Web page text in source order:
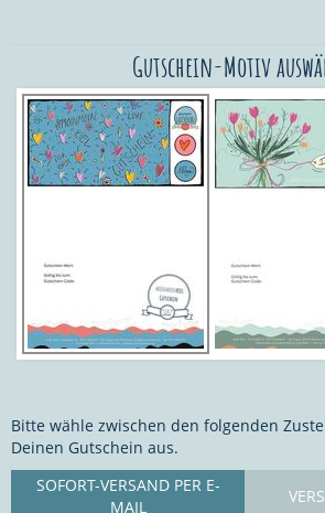
Gutschein-Motiv
Bitte wähle zwischen den folgenden
Deinen Gutschein aus.
SOFORT-VERSAND PER E-
MAIL